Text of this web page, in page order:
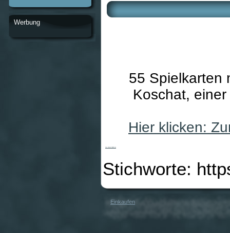
55 Spielkarten
Koschat,
Hier klicken:
Stichworte:
Einkaufen
Werbung